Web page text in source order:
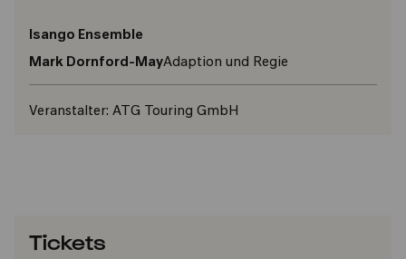
Isango Ensemble
Mark Dornford-MayAdaption und Regie
Veranstalter: ATG Touring GmbH
Tickets